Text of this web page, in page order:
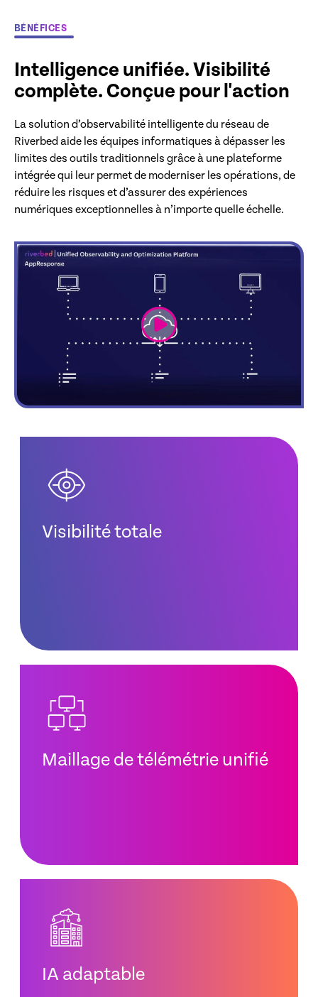
BÉNÉFICES
Intelligence unifiée. Visibilité
complète. Conçue pour l'action
La solution d’observabilité intelligente du réseau de
Riverbed aide les équipes informatiques à dépasser les
limites des outils traditionnels grâce à une plateforme
intégrée qui leur permet de moderniser les opérations, de
réduire les risques et d’assurer des expériences
numériques exceptionnelles à n’importe quelle échelle.
link
Visibilité totale
Maillage de télémétrie unifié
IA adaptable